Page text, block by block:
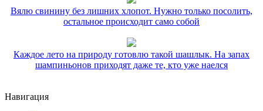
Вялю свинину без лишних хлопот. Нужно только посолить,
остальное происходит само собой
Каждое лето на природу готовлю такой шашлык. На запах
шампиньонов приходят даже те, кто уже наелся
Навигация